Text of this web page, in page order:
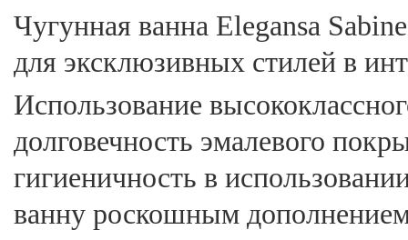
Чугунная ванна Elegansa
для эксклюзивных стилей в
Использование
долговечность эмалевого
гигиеничность в
ванну роскошным